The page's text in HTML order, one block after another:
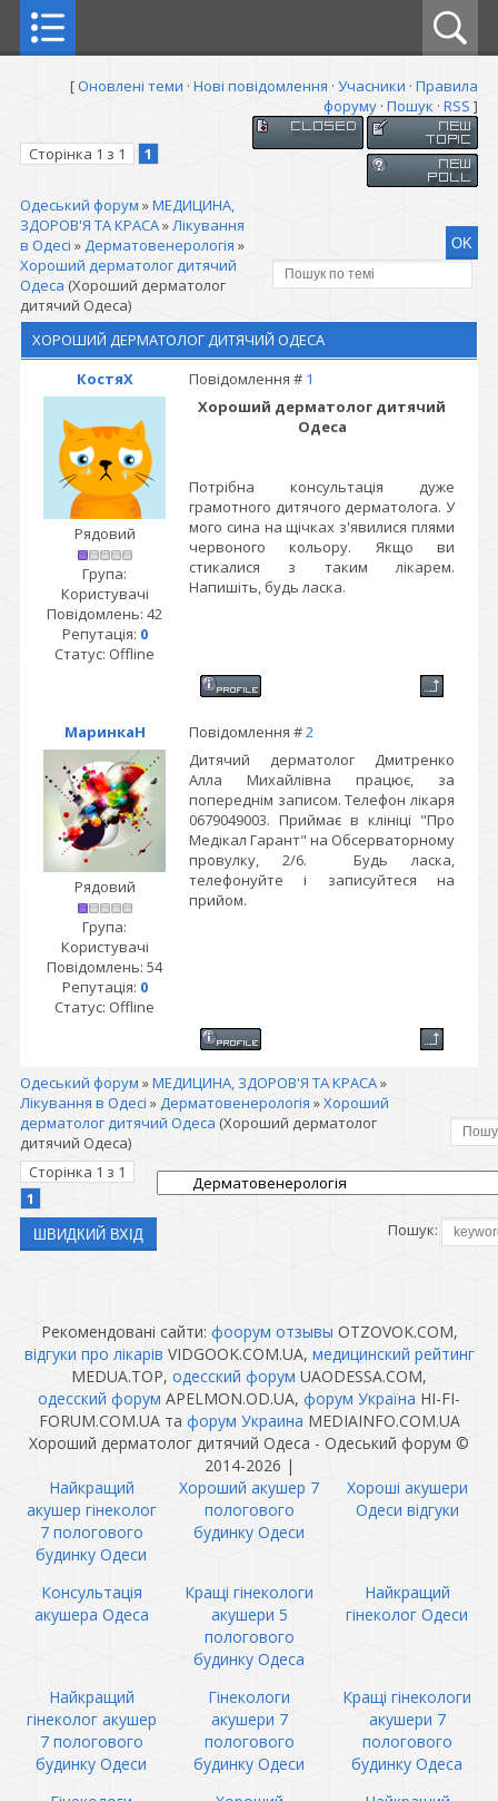
[Оновлені теми · Нові повідомлення · Учасники · Правила
форуму · Пошук · RSS ]
Сторінка 1 з 1 1
Одеський форум »МЕДИЦИНА,
ЗДОРОВ'Я ТА КРАСА»Лікування
в Одесі »Дерматовенерологія »
Хороший дерматолог дитячий
Одеса (Хороший дерматолог
дитячий Одеса)
ХОРОШИЙ ДЕРМАТОЛОГ ДИТЯЧИЙ ОДЕСА
КостяХ
Повідомлення # 1
Рядовий
Група:
Користувачі
Повідомлень: 42
Репутація: 0
Статус: Offline
Хороший дерматолог дитячий
Одеса
Потрібна консультація дуже
грамотного дитячого дерматолога. У
мого сина на щічках з'явилися плями
червоного кольору. Якщо ви
стикалися з таким лікарем.
Напишіть, будь ласка.
МаринкаН Повідомлення #2
Рядовий
Група:
Користувачі
Повідомлень: 54
Репутація: 0
Статус: Offline
Дитячий дерматолог Дмитренко
Алла Михайлівна працює, за
попереднім записом. Телефон лікаря
0679049003. Приймає в клініці "Про
Медікал Гарант" на Обсерваторному
провулку, 2/6. Будь ласка,
телефонуйте і записуйтеся на
прийом.
Одеський форум »МЕДИЦИНА, ЗДОРОВ'Я ТА КРАСА»
Лікування в Одесі »Дерматовенерологія »Хороший
дерматолог дитячий Одеса (Хороший дерматолог
дитячий Одеса)
Сторінка 1 з 1
1
Пошук:
Рекомендовані сайти: фоорум отзывы OTZOVOK.COM,
відгуки про лікарів VIDGOOK.COM.UA, медицинский рейтинг
MEDUA.TOP, одесский форум UAODESSA.COM,
одесский форум APELMON.OD.UA, форум Україна HI-FI-
FORUM.COM.UA та форум Украина MEDIAINFO.COM.UA
Хороший дерматолог дитячий Одеса - Одеський форум ©
2014-2026 |
Найкращий
акушер гінеколог
7 пологового
будинку Одеси
Хороший акушер 7
пологового
будинку Одеси
Хороші акушери
Одеси відгуки
Консультація
акушера Одеса
Кращі гінекологи
акушери 5
пологового
будинку Одеса
Найкращий
гінеколог Одеси
Найкращий
гінеколог акушер
7 пологового
будинку Одеси
Гінекологи
акушери 7
пологового
будинку Одеси
Кращі гінекологи
акушери 7
пологового
будинку Одеса